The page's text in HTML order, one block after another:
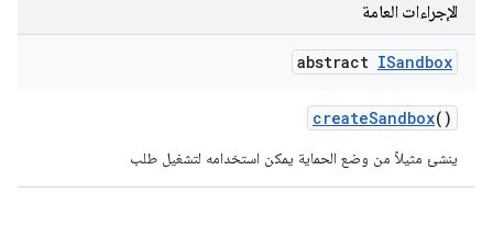
الإجراءات العامة
abstract ISandbox
createSandbox()
ينشئ مثيلاً من وضع الحماية يمكن استخدامه لتشغيل طلب